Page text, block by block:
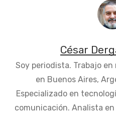
César
Soy periodista. Trabajo
en Buenos Aires,
Especializado en
comunicación. Analista